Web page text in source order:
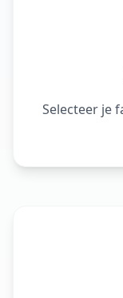
Selecteer je